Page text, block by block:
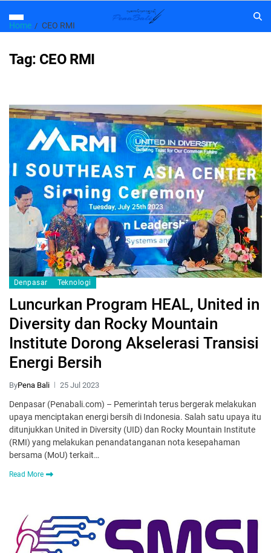
Home CEO RMI
Tag: CEO RMI
Denpasar Teknologi
Luncurkan Program HEAL, United in
Diversity dan Rocky Mountain
Institute Dorong Akselerasi Transisi
Energi Bersih
ByPena Bali 25 Jul 2023
Denpasar (Penabali.com) – Pemerintah terus bergerak melakukan
upaya menciptakan energi bersih di Indonesia. Salah satu upaya itu
ditunjukkan United in Diversity (UID) dan Rocky Mountain Institute
(RMI) yang melakukan penandatanganan nota kesepahaman
bersama (MoU) terkait…
Read More